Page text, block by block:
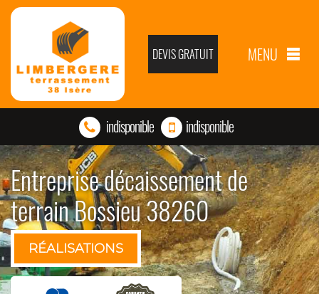
DEVIS GRATUIT MENU
indisponible indisponible
Entreprise décaissement de
terrain Bossieu 38260
RÉALISATIONS